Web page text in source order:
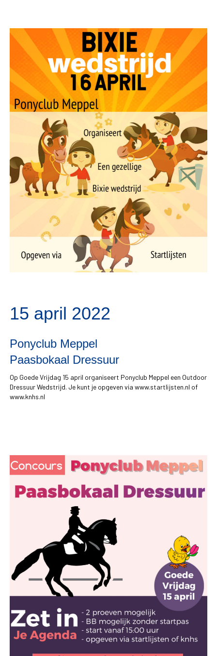
15 april 2022
Ponyclub Meppel
Paasbokaal Dressuur
Op Goede Vrijdag 15 april organiseert Ponyclub Meppel een Outdoor
Dressuur Wedstrijd. Je kunt je opgeven via www.startlijsten.nl of
www.knhs.nl